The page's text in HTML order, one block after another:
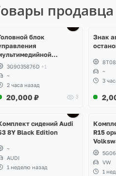
продавца
блок
Volkswagen T-
3G9035876D +1
~
2 часа назад
20,000 ₽ 3
Знак
~
3
сидений Audi
8Y Black Edition
~
AUDI
1 неделю назад
R15
VW
1